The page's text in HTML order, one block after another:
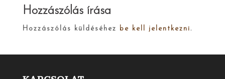
Hozzászólás írása
Hozzászólás küldéséhez be kell jelentkezni.